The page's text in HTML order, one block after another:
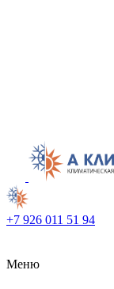
+7 926 011 51 94
Меню